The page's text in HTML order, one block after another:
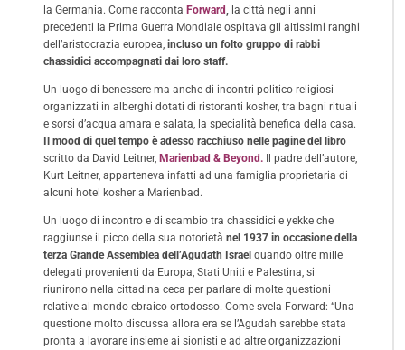
la Germania. Come racconta Forward, la città negli anni
precedenti la Prima Guerra Mondiale ospitava gli altissimi ranghi
dell’aristocrazia europea, incluso un folto gruppo di rabbi
chassidici accompagnati dai loro staff.
Un luogo di benessere ma anche di incontri politico religiosi
organizzati in alberghi dotati di ristoranti kosher, tra bagni rituali
e sorsi d’acqua amara e salata, la specialità benefica della casa.
Il mood di quel tempo è adesso racchiuso nelle pagine del libro
scritto da David Leitner, Marienbad & Beyond. Il padre dell’autore,
Kurt Leitner, apparteneva infatti ad una famiglia proprietaria di
alcuni hotel kosher a Marienbad.
Un luogo di incontro e di scambio tra chassidici e yekke che
raggiunse il picco della sua notorietà nel 1937 in occasione della
terza Grande Assemblea dell’Agudath Israel quando oltre mille
delegati provenienti da Europa, Stati Uniti e Palestina, si
riunirono nella cittadina ceca per parlare di molte questioni
relative al mondo ebraico ortodosso. Come svela Forward: “Una
questione molto discussa allora era se l’Agudah sarebbe stata
pronta a lavorare insieme ai sionisti e ad altre organizzazioni